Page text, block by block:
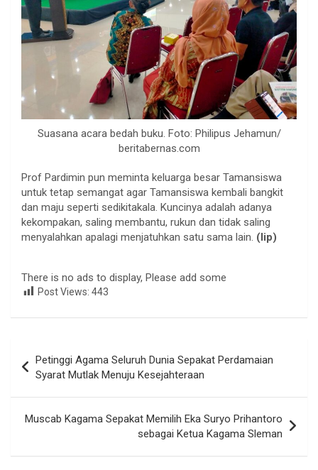
Suasana acara bedah buku. Foto: Philipus Jehamun/
beritabernas.com
Prof Pardimin pun meminta keluarga besar Tamansiswa
untuk tetap semangat agar Tamansiswa kembali bangkit
dan maju seperti sedikitakala. Kuncinya adalah adanya
kekompakan, saling membantu, rukun dan tidak saling
menyalahkan apalagi menjatuhkan satu sama lain. (lip)
There is no ads to display, Please add some
Post Views: 443
pos
Petinggi Agama Seluruh Dunia Sepakat Perdamaian
Syarat Mutlak Menuju Kesejahteraan
Muscab Kagama Sepakat Memilih Eka Suryo Prihantoro
sebagai Ketua Kagama Sleman